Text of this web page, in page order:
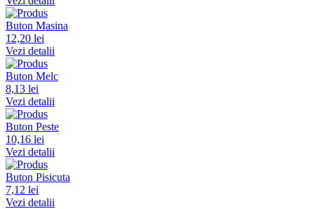
Buton Masina
12,20 lei
Vezi detalii
Buton Melc
8,13 lei
Vezi detalii
Buton Peste
10,16 lei
Vezi detalii
Buton Pisicuta
7,12 lei
Vezi detalii